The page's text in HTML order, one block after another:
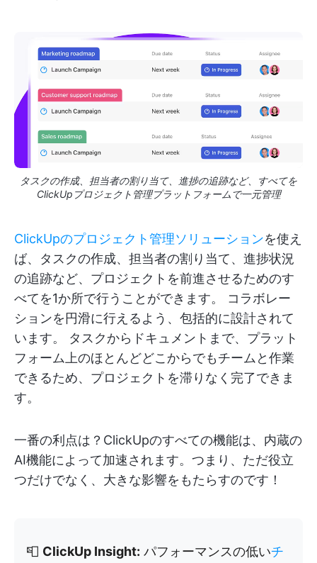
タスクの作成、担当者の割り当て、進捗の追跡など、すべてを
ClickUpプロジェクト管理プラットフォームで一元管理
ClickUpのプロジェクト管理ソリューションを使え
ば、タスクの作成、担当者の割り当て、進捗状況
の追跡など、プロジェクトを前進させるためのす
べてを1か所で行うことができます。 コラボレー
ションを円滑に行えるよう、包括的に設計されて
います。 タスクからドキュメントまで、プラット
フォーム上のほとんどどこからでもチームと作業
できるため、プロジェクトを滞りなく完了できま
す。
一番の利点は？ClickUpのすべての機能は、内蔵の
AI機能によって加速されます。つまり、ただ役立
つだけでなく、大きな影響をもたらすのです！
📮 ClickUp Insight: パフォーマンスの低いチ